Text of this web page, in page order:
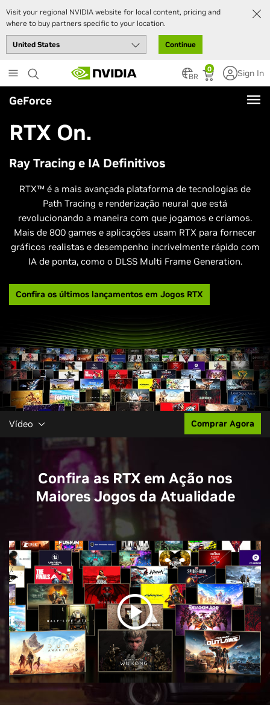
Visit your regional NVIDIA website for local content, pricing and
where to buy partners specific to your location.
Continue
to
main
content
0
BR Sign In
GeForce
RTX On.
Ray Tracing e IA Definitivos
RTX™ é a mais avançada plataforma de tecnologias de
Path Tracing e renderização neural que está
revolucionando a maneira com que jogamos e criamos.
Mais de 800 games e aplicações usam RTX para fornecer
gráficos realistas e desempenho incrivelmente rápido com
IA de ponta, como o DLSS Multi Frame Generation.
Confira os últimos lançamentos em Jogos RTX
Vídeo Comprar Agora
Confira as RTX em Ação nos
Maiores Jogos da Atualidade